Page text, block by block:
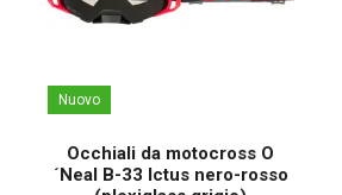
Nuovo
Occhiali da motocross O
´Neal B-33 Ictus nero-rosso